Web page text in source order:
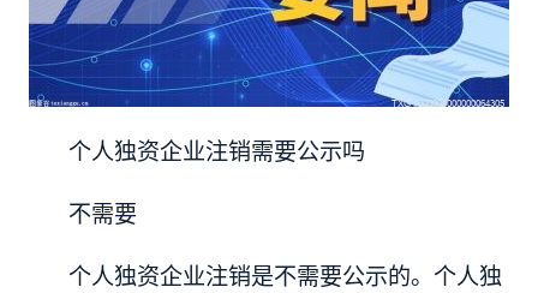
个人独资企业注销需要公示吗
不需要
个人独资企业注销是不需要公示的。个人独